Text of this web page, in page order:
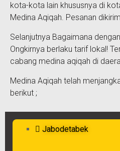
kota-kota lain khususnya di
Medina Aqiqah. Pesanan
Selanjutnya Bagaimana
Ongkirnya berlaku tarif lokal!
cabang medina aqiqah di
Medina Aqiqah telah
berikut ;
Jabodetabek